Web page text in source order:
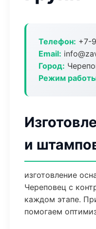
Телефон: +7-
Email:
Город:
Режим
и
изготовление
Череповец с
каждом этапе.
помогаем